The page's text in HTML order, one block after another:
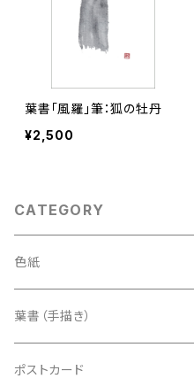
葉書「風羅」筆：狐の牡丹
¥2,500
CATEGORY
色紙
葉書（手描き）
草筆
ポストカード